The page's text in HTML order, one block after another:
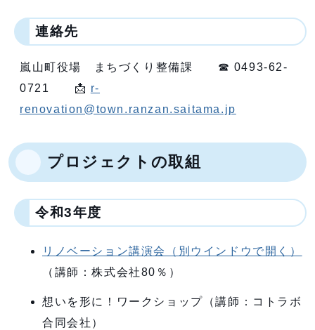
連絡先
嵐山町役場 まちづくり整備課 ☎ 0493-62-
0721 📩 r-
renovation@town.ranzan.saitama.jp
プロジェクトの取組
令和3年度
リノベーション講演会
（別ウインドウで開く）
（講師：株式会社80％）
想いを形に！ワークショップ（講師：コトラボ
合同会社）